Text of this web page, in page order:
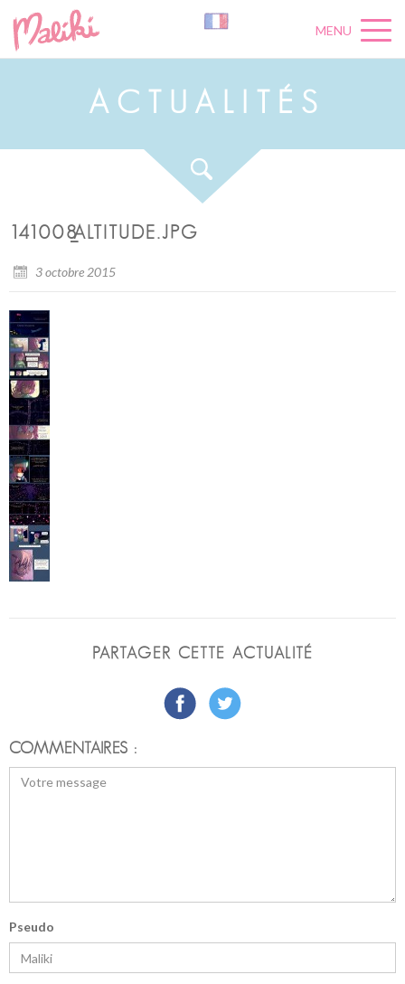
MENU
A C U A L É S
141008_ALTITUDE.JPG
3 octobre 2015
PARTAGER CETTE ACTUALITÉ
COMMENTAIRES :
Pseudo